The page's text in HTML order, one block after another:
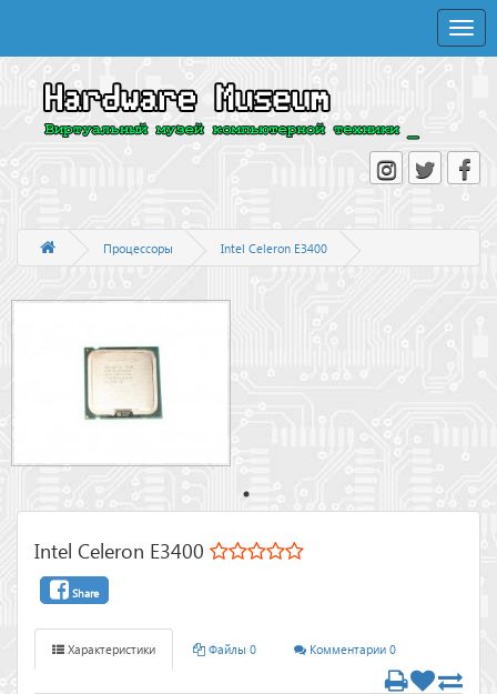
Toggle
Процессоры Intel Celeron E3400
Intel Celeron E3400
Share
Характеристики Файлы 0 Комментарии 0